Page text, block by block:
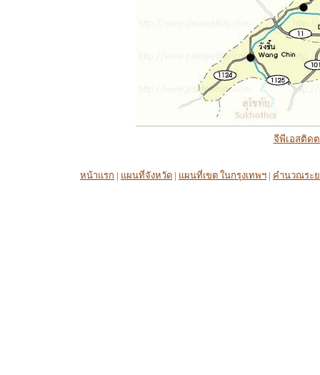
จีพีเอสติดต
หน้าแรก | แผนที่จังหวัด | แผนที่เขต ในกรุงเทพฯ | คำนวณระ